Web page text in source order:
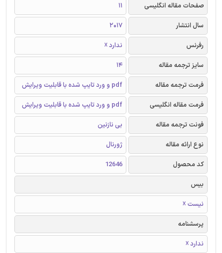
صفحات مقاله انگلیسی
11
سال انتشار
2017
رفرنس
ندارد ☓
سایز ترجمه مقاله
14
فرمت ترجمه مقاله
pdf و ورد تایپ شده با قابلیت ویرایش
فرمت مقاله انگلیسی
pdf و ورد تایپ شده با قابلیت ویرایش
فونت ترجمه مقاله
بی نازنین
نوع ارائه مقاله
ژورنال
کد محصول
12646
بیس
نیست ☓
پرسشنامه
ندارد ☓